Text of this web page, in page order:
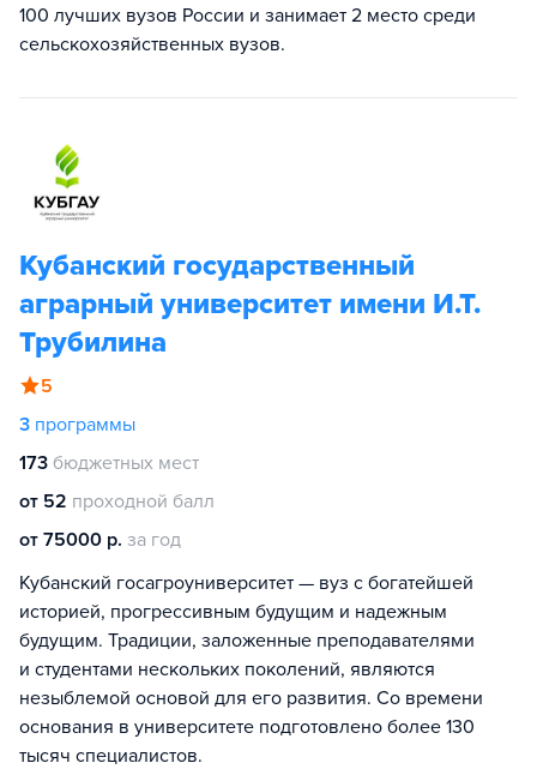
100 лучших вузов России и занимает 2 место среди
сельскохозяйственных вузов.
Кубанский государственный
аграрный университет имени И.Т.
Трубилина
5
3 программы
173 бюджетных мест
от 52 проходной балл
от 75000 р. за год
Кубанский госагроуниверситет — вуз с богатейшей
историей, прогрессивным будущим и надежным
будущим. Традиции, заложенные преподавателями
и студентами нескольких поколений, являются
незыблемой основой для его развития. Со времени
основания в университете подготовлено более 130
тысяч специалистов.